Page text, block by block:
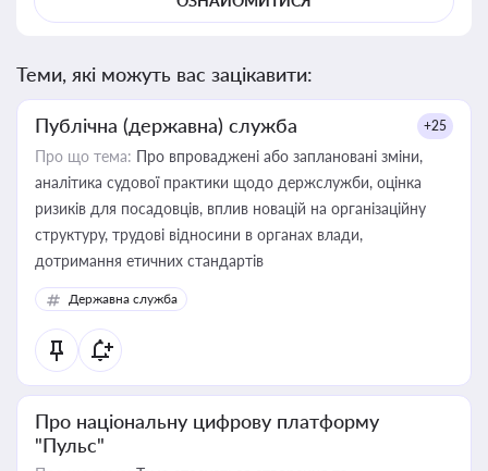
Теми, які можуть вас зацікавити:
Публічна (державна) служба +25
Про що тема: Про впроваджені або заплановані зміни,
аналітика судової практики щодо держслужби, оцінка
ризиків для посадовців, вплив новацій на організаційну
структуру, трудові відносини в органах влади,
дотримання етичних стандартів
Державна служба
Про національну цифрову платформу
"Пульс"